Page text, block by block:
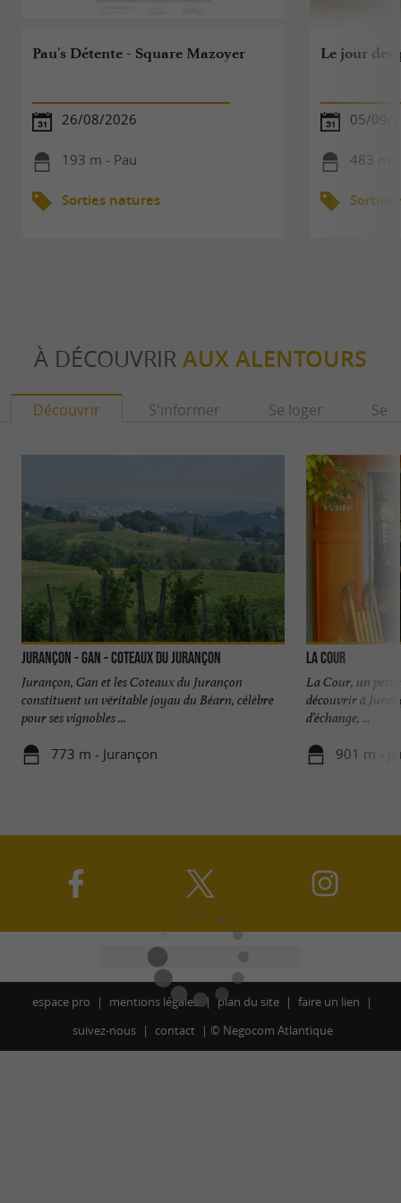
Pau's Détente - Square Mazoyer
26/08/2026
193 m - Pau
Sorties natures
Le jour des
05/09/
483 m -
Sorties
À DÉCOUVRIR AUX ALENTOURS
Découvrir S'informer Se loger Se
Jurançon - Gan - Coteaux du Jurançon
Jurançon, Gan et les Coteaux du Jurançon
constituent un véritable joyau du Béarn, célèbre
pour ses vignobles ...
773 m - Jurançon
La Cour
La Cour, un petit
découvrir à
d’échange, ...
901 m -
espace pro mentions légales plan du site
faire un lien
suivez-nous
contact © Negocom Atlantique